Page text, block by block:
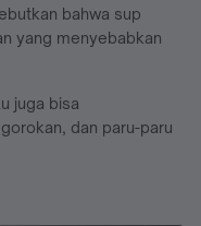
bahwa sup
yang menyebabkan
juga bisa
dan paru-paru